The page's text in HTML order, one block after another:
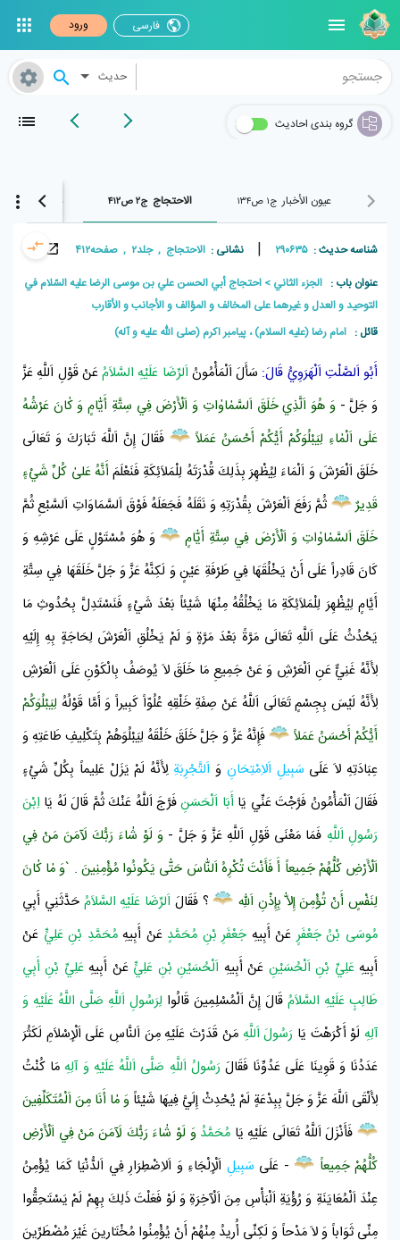
فارسی ورود
حدیث
گروه بندی احادیث
عيون الأخبار ج۱ ص۱۳۴ الاحتجاج ج۲ ص۴۱۲ بحار الأنوارج۱۰ ص۳۴۲
شناسه حدیث : ۲۹۰۶۳۵ | نشانی : الاحتجاج , جلد۲ , صفحه۴۱۲
عنوان باب : الجزء الثاني
احتجاج أبي الحسن علي بن موسى الرضا عليه السّلام في
التوحيد و العدل و غيرهما على المخالف و المؤالف و الأجانب و الأقارب
قائل : امام رضا (علیه السلام) ، پيامبر اکرم (صلی الله علیه و آله)
أَبُو اَلصَّلْتِ اَلْهَرَوِيُّ قَالَ: سَأَلَ اَلْمَأْمُونُ اَلرِّضَا عَلَيْهِ السَّلاَمُعَنْ قَوْلِ اَللَّهِ عَزَّ
وَ جَلَّ -وَ هُوَ اَلَّذِي خَلَقَ اَلسَّمٰاوٰاتِ وَ اَلْأَرْضَ فِي سِتَّةِ أَيّٰامٍ وَ كٰانَ عَرْشُهُ
عَلَى اَلْمٰاءِ لِيَبْلُوَكُمْ أَيُّكُمْ أَحْسَنُ عَمَلاً
فَقَالَ إِنَّ اَللَّهَ تَبَارَكَ وَ تَعَالَى
خَلَقَ اَلْعَرْشَ وَ اَلْمَاءَ لِيُظْهِرَ بِذَلِكَ قُدْرَتَهُ لِلْمَلاَئِكَةِ فَنَعْلَمَأَنَّهُ عَلىٰ كُلِّ شَيْءٍ
قَدِيرٌ
ثُمَّ رَفَعَ اَلْعَرْشَ بِقُدْرَتِهِ وَ نَقَلَهُ فَجَعَلَهُ فَوْقَ اَلسَّمَاوَاتِ اَلسَّبْعِ ثُمَّ
خَلَقَ اَلسَّمٰاوٰاتِ وَ اَلْأَرْضَ فِي سِتَّةِ أَيّٰامٍ
وَ هُوَ مُسْتَوْلٍ عَلَى عَرْشِهِ وَ
كَانَ قَادِراً عَلَى أَنْ يَخْلُقَهَا فِي طَرْفَةِ عَيْنٍ وَ لَكِنَّهُ عَزَّ وَ جَلَّ خَلَقَهَا فِي سِتَّةِ
أَيَّامٍ لِيُظْهِرَ لِلْمَلاَئِكَةِ مَا يَخْلُقُهُ مِنْهَا شَيْئاً بَعْدَ شَيْءٍ فَنَسْتَدِلَّ بِحُدُوثِ مَا
يَحْدُثُ عَلَى اَللَّهِ تَعَالَى مَرَّةً بَعْدَ مَرَّةٍ وَ لَمْ يَخْلُقِ اَلْعَرْشَ لِحَاجَةٍ بِهِ إِلَيْهِ
لِأَنَّهُ غَنِيٌّ عَنِ اَلْعَرْشِ وَ عَنْ جَمِيعِ مَا خَلَقَ لاَ يُوصَفُ بِالْكَوْنِ عَلَى اَلْعَرْشِ
لِأَنَّهُ لَيْسَ بِجِسْمٍ تَعَالَى اَللَّهُ عَنْ صِفَةِ خَلْقِهِ عُلُوّاً كَبِيراً وَ أَمَّا قَوْلُهُ لِيَبْلُوَكُمْ
أَيُّكُمْ أَحْسَنُ عَمَلاً
فَإِنَّهُ عَزَّ وَ جَلَّ خَلَقَ خَلْقَهُ لِيَبْلُوَهُمْ بِتَكْلِيفِ طَاعَتِهِ وَ
عِبَادَتِهِ لاَ عَلَى سَبِيلِ اَلاِمْتِحَانِ وَ اَلتَّجْرِبَةِ لِأَنَّهُ لَمْ يَزَلْ عَلِيماً بِكُلِّ شَيْءٍ
فَقَالَ اَلْمَأْمُونُ فَرَّجْتَ عَنِّي يَاأَبَا اَلْحَسَنِفَرَّجَ اَللَّهُ عَنْكَ ثُمَّ قَالَ لَهُ يَا اِبْنَ
رَسُولِ اَللَّهِ فَمَا مَعْنَى قَوْلِ اَللَّهِ عَزَّ وَ جَلَّ -وَ لَوْ شٰاءَ رَبُّكَ لَآمَنَ مَنْ فِي
اَلْأَرْضِ كُلُّهُمْ جَمِيعاً أَ فَأَنْتَ تُكْرِهُ اَلنّٰاسَ حَتّٰى يَكُونُوا مُؤْمِنِينَ . `وَ مٰا كٰانَ
لِنَفْسٍ أَنْ تُؤْمِنَ إِلاّٰ بِإِذْنِ اَللّٰهِ
؟ فَقَالَ اَلرِّضَا عَلَيْهِ السَّلاَمُ حَدَّثَنِي أَبِي
مُوسَى بْنُ جَعْفَرٍعَنْ أَبِيهِ جَعْفَرِ بْنِ مُحَمَّدٍ عَنْ أَبِيهِمُحَمَّدِ بْنِ عَلِيٍّ عَنْ
أَبِيهِعَلِيِّ بْنِ اَلْحُسَيْنِ عَنْ أَبِيهِ اَلْحُسَيْنِ بْنِ عَلِيٍّ عَنْ أَبِيهِعَلِيِّ بْنِ أَبِي
طَالِبٍ عَلَيْهِ السَّلاَمُ قَالَ إِنَّ اَلْمُسْلِمِينَ قَالُوا لِرَسُولِ اَللَّهِ صَلَّى اللَّهُ عَلَيْهِ وَ
آلِهِلَوْ أَكْرَهْتَ يَا رَسُولَ اَللَّهِ مَنْ قَدَرْتَ عَلَيْهِ مِنَ اَلنَّاسِ عَلَى اَلْإِسْلاَمِ لَكَثُرَ
عَدَدُنَا وَ قَوِينَا عَلَى عَدُوِّنَا فَقَالَ رَسُولُ اَللَّهِ صَلَّى اَللَّهُ عَلَيْهِ وَ آلِهِمَا كُنْتُ
لِأَلْقَى اَللَّهَ عَزَّ وَ جَلَّ بِبِدْعَةٍ لَمْ يُحْدِثْ إِلَيَّ فِيهَا شَيْئاً وَ مٰا أَنَا مِنَ اَلْمُتَكَلِّفِينَ
فَأَنْزَلَ اَللَّهُ تَعَالَى عَلَيْهِ يَا مُحَمَّدُوَ لَوْ شٰاءَ رَبُّكَ لَآمَنَ مَنْ فِي اَلْأَرْضِ
كُلُّهُمْ جَمِيعاً
- عَلَى سَبِيلِ اَلْإِلْجَاءِ وَ اَلاِضْطِرَارِ فِي اَلدُّنْيَا كَمَا يُؤْمِنُ
عِنْدَ اَلْمُعَايَنَةِ وَ رُؤْيَةِ اَلْبَأْسِ مِنَ اَلْآخِرَةِ وَ لَوْ فَعَلْتَ ذَلِكَ بِهِمْ لَمْ يَسْتَحِقُّوا
مِنِّي ثَوَاباً وَ لاَ مَدْحاً وَ لَكِنِّي أُرِيدُ مِنْهُمْ أَنْ يُؤْمِنُوا مُخْتَارِينَ غَيْرَ مُضْطَرِّينَ